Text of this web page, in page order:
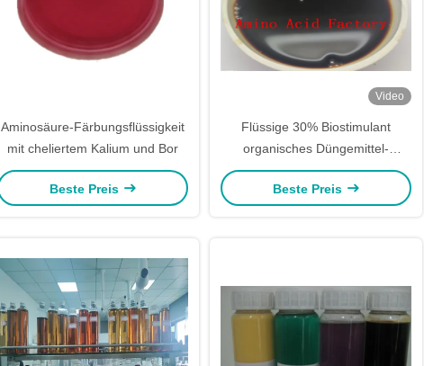
Aminosäure-Färbungsflüssigkeit
mit cheliertem Kalium und Bor
Beste Preis
Video
Flüssige 30% Biostimulant
organisches Düngemittel-
Aminofabrik der Aminosäure-
Beste Preis